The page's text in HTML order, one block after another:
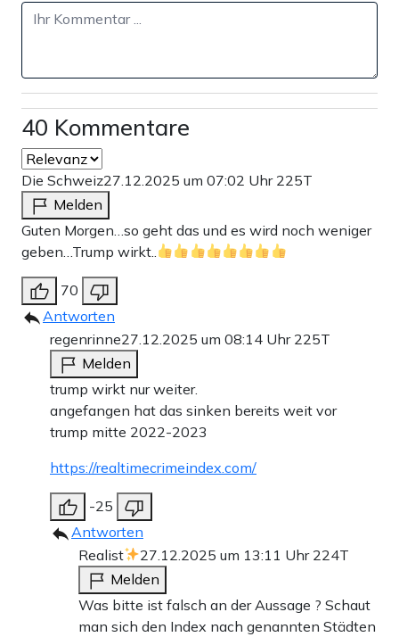
40 Kommentare
Die Schweiz27.12.2025 um 07:02 Uhr 225T
Melden
Guten Morgen…so geht das und es wird noch weniger
geben…Trump wirkt..
70
Antworten
regenrinne27.12.2025 um 08:14 Uhr 225T
Melden
trump wirkt nur weiter.
angefangen hat das sinken bereits weit vor
trump mitte 2022-2023
https://realtimecrimeindex.com/
-25
Antworten
Realist
27.12.2025 um 13:11 Uhr 224T
Melden
Was bitte ist falsch an der Aussage ? Schaut
man sich den Index nach genannten Städten